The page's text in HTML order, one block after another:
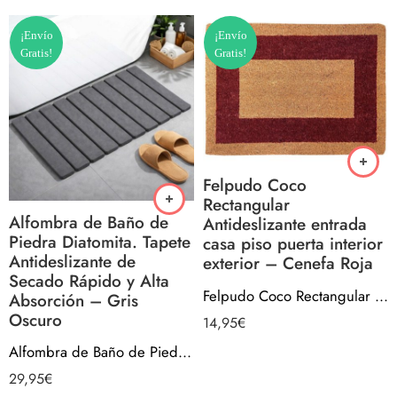
¡Envío
Gratis!
Alfombra de Baño de
Piedra Diatomita. Tapete
Antideslizante de
Secado Rápido y Alta
Absorción – Gris
Oscuro
Alfombra de Baño de Piedra Diatomita. Tapete Antideslizante de Secado Rápido y Alta Absorción – Gris Oscuro
29,95€
¡Envío
Gratis!
Felpudo Coco
Rectangular
Antideslizante entrada
casa piso puerta interior
exterior – Cenefa Roja
Felpudo Coco Rectangular Antideslizante entrada casa piso puerta interior exterior – Cenefa Roja
14,95€